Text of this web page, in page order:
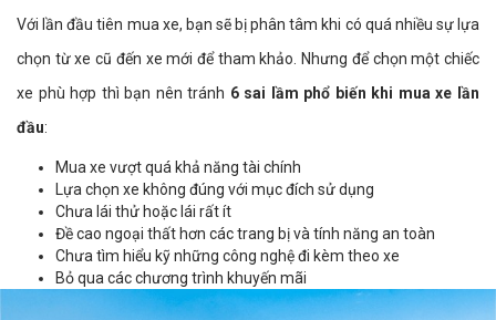
Với lần đầu tiên mua xe, bạn sẽ bị phân tâm khi có quá nhiều sự lựa
chọn từ xe cũ đến xe mới để tham khảo. Nhưng để chọn một chiếc
xe phù hợp thì bạn nên tránh 6 sai lầm phổ biến khi mua xe lần
đầu:
Mua xe vượt quá khả năng tài chính
Lựa chọn xe không đúng với mục đích sử dụng
Chưa lái thử hoặc lái rất ít
Đề cao ngoại thất hơn các trang bị và tính năng an toàn
Chưa tìm hiểu kỹ những công nghệ đi kèm theo xe
Bỏ qua các chương trình khuyến mãi